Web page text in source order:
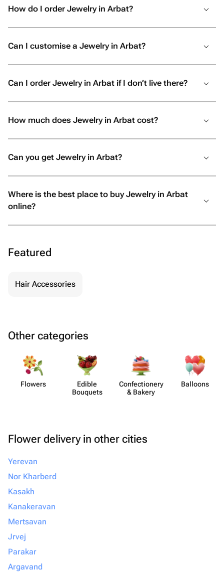
настоящие эмоции и быть
смело обращайтесь именно сюда. Вы
How do I order Jewelry in Arbat?
Can I customise a Jewelry in Arbat?
Can I order Jewelry in Arbat if I don’t live there?
How much does Jewelry in Arbat cost?
Can you get Jewelry in Arbat?
Where is the best place to buy Jewelry in Arbat
online?
Featured
Hair Accessories
Other categories
Flowers
Edible
Bouquets
Confect​ionery
& Bakery
Balloons
Flower delivery in other cities
Yerevan
Nor Kharberd
Kasakh
Kanakeravan
Mertsavan
Jrvej
Parakar
Argavand